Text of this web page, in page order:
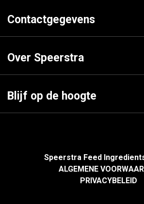
Contactgegevens
Over Speerstra
Blijf op de hoogte
Speerstra Feed
ALGEMENE
PRIVACYBELEID